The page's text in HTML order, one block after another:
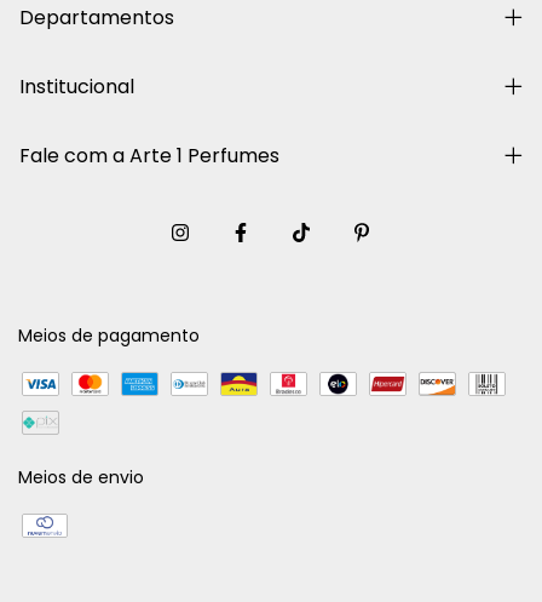
Departamentos
Institucional
Fale com a Arte 1 Perfumes
Meios de pagamento
Meios de envio